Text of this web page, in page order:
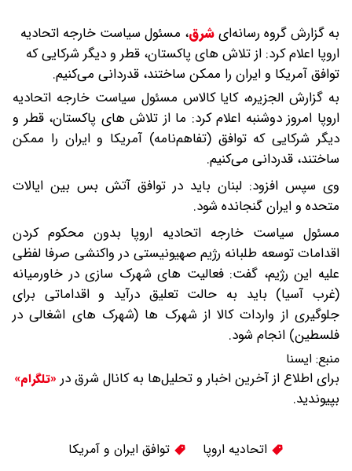
به گزارش گروه رسانه‌ایشرق، مسئول سیاست خارجه اتحادیه
اروپا اعلام کرد: از تلاش‌ های پاکستان، قطر و دیگر شرکایی که
توافق آمریکا و ایران را ممکن ساختند، قدردانی می‌کنیم.
به گزارش الجزیره، کایا کالاس مسئول سیاست خارجه اتحادیه
اروپا امروز دوشنبه اعلام کرد: ما از تلاش‌ های پاکستان، قطر و
دیگر شرکایی که توافق (تفاهم‌نامه) آمریکا و ایران را ممکن
ساختند، قدردانی می‌کنیم.
وی سپس افزود: لبنان باید در توافق آتش‌ بس بین ایالات
متحده و ایران گنجانده شود.
مسئول سیاست خارجه اتحادیه اروپا بدون محکوم کردن
اقدامات توسعه طلبانه رژیم صهیونیستی در واکنشی صرفا لفظی
علیه این رژیم، گفت: فعالیت‌ های شهرک‌ سازی در خاورمیانه
(غرب آسیا) باید به حالت تعلیق درآید و اقداماتی برای
جلوگیری از واردات کالا از شهرک‌ ها (شهرک‌ های اشغالی در
فلسطین) انجام شود.
منبع: ایسنا
برای اطلاع از آخرین اخبار و تحلیل‌ها به کانال شرق در «تلگرام»
بپیوندید.
اتحادیه اروپا توافق ایران و آمریکا